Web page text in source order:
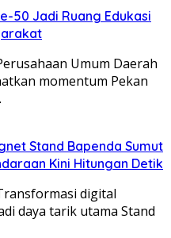
50 Jadi Ruang Edukasi
Umum Daerah
momentum Pekan
Stand Bapenda Sumut
Kini Hitungan Detik
digital
daya tarik utama Stand